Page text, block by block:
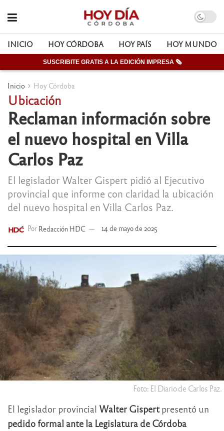
INICIO HOY CÓRDOBA HOY PAÍS HOY MUNDO
SUSCRIBITE GRATIS A LA EDICIÓN IMPRESA 🗞
Inicio Hoy Córdoba
Ubicación
Reclaman información sobre
el nuevo hospital en Villa
Carlos Paz
El legislador Walter Gispert pidió al Ejecutivo
provincial que informe con claridad la ubicación
del nuevo hospital en Villa Carlos Paz.
Por Redacción HDC 14 de mayo de 2025
Foto: El Diario de Carlos Paz.
El legislador provincial Walter Gispertpresentó un
pedido formal ante la Legislatura de Córdoba